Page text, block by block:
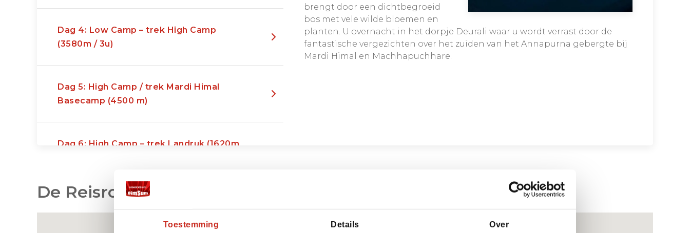
Toestemming Details Over
Dag 4: Low Camp – trek High Camp
(3580m / 3u)
Dag 5: High Camp / trek Mardi Himal
Basecamp (4500 m)
Dag 6: High Camp – trek Landruk (1620m
Dag 7: Landruk – trek Jhinu Hot Spring
(1780m / 3u)
brengt door een dichtbegroeid
bos met vele wilde bloemen en
planten. U overnacht in het dorpje Deurali waar u wordt verrast door de
fantastische vergezichten over het zuiden van het Annapurna gebergte bij
Mardi Himal en Machhapuchhare.
De Reisroute op de Kaart van Nepal